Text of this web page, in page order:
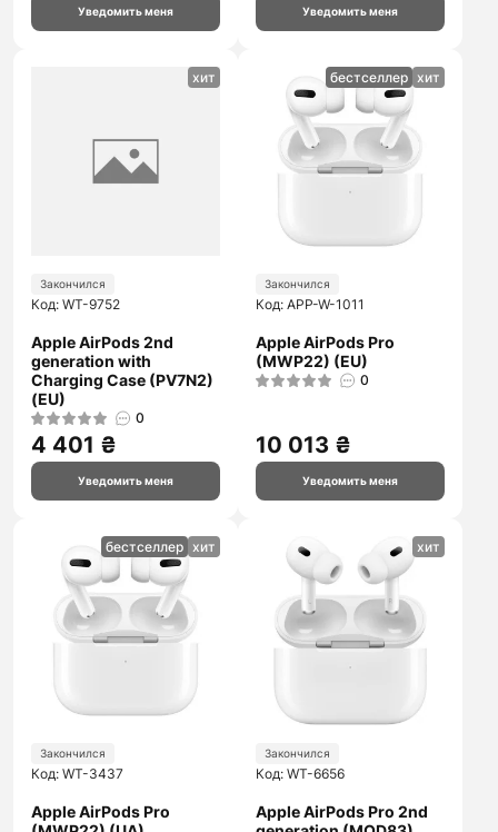
Уведомить меня Уведомить меня
хит
Закончился
Код: WT-9752
Apple AirPods 2nd
generation with
Charging Case (PV7N2)
(EU)
0
4 401 ₴
Уведомить меня
бестселлер хит
Закончился
Код: APP-W-1011
Apple AirPods Pro
(MWP22) (EU)
0
10 013 ₴
Уведомить меня
бестселлер хит
Закончился
Код: WT-3437
Apple AirPods Pro
хит
Закончился
Код: WT-6656
Apple AirPods Pro 2nd